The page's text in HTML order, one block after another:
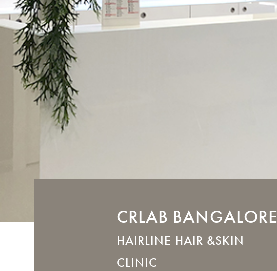
CRLAB BANGALORE
HAIRLINE HAIR &SKIN
CLINIC